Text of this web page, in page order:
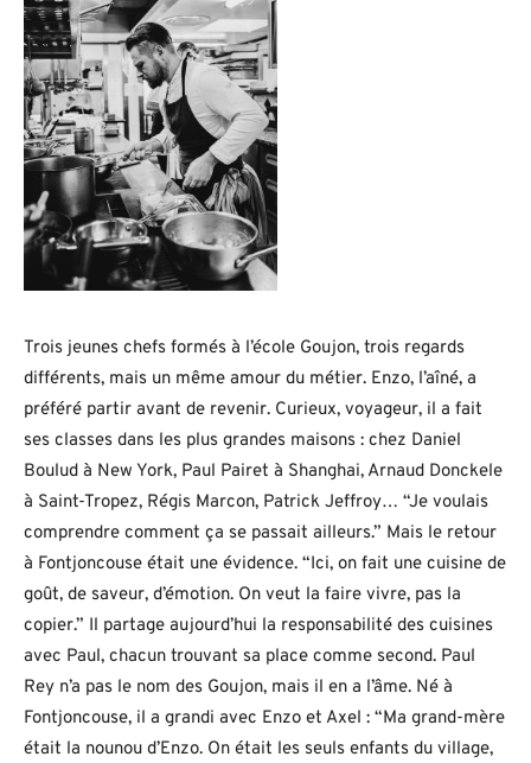
Trois jeunes chefs formés à l’école Goujon, trois regards
différents, mais un même amour du métier. Enzo, l’aîné, a
préféré partir avant de revenir. Curieux, voyageur, il a fait
ses classes dans les plus grandes maisons : chez Daniel
Boulud à New York, Paul Pairet à Shanghai, Arnaud Donckele
à Saint-Tropez, Régis Marcon, Patrick Jeffroy… “Je voulais
comprendre comment ça se passait ailleurs.” Mais le retour
à Fontjoncouse était une évidence. “Ici, on fait une cuisine de
goût, de saveur, d’émotion. On veut la faire vivre, pas la
copier.” Il partage aujourd’hui la responsabilité des cuisines
avec Paul, chacun trouvant sa place comme second. Paul
Rey n’a pas le nom des Goujon, mais il en a l’âme. Né à
Fontjoncouse, il a grandi avec Enzo et Axel : “Ma grand-mère
était la nounou d’Enzo. On était les seuls enfants du village,